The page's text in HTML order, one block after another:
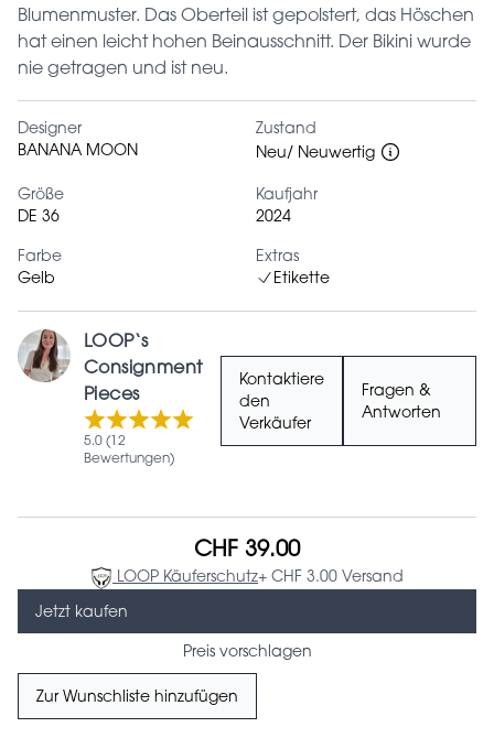
Blumenmuster. Das Oberteil ist gepolstert, das Höschen
hat einen leicht hohen Beinausschnitt. Der Bikini wurde
nie getragen und ist neu.
Designer
BANANA MOON
Zustand
Neu/ Neuwertig
Größe
DE 36
Kaufjahr
2024
Farbe
Gelb
Extras
Etikette
LOOP‘s
Consignment
Pieces
5.0 (12
Bewertungen)
Kontaktiere
den
Verkäufer
Fragen &
Antworten
CHF 39.00
LOOP Käuferschutz+ CHF 3.00 Versand
Jetzt kaufen
Preis vorschlagen
Zur Wunschliste hinzufügen